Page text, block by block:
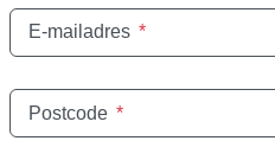
E-mailadres *
Postcode *